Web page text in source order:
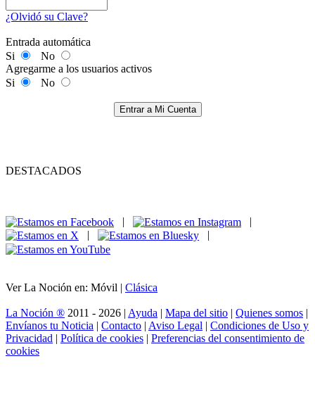
¿Olvidó su Clave?
Entrada automática
Si
No
Agregarme a los usuarios activos
Si
No
Entrar a Mi Cuenta
DESTACADOS
|
|
|
|
Ver La Noción en: Móvil | Clásica
La Noción ® 2011 - 2026 | Ayuda | Mapa del sitio | Quienes somos |
Envíanos tu Noticia | Contacto | Aviso Legal | Condiciones de Uso y
Privacidad | Política de cookies | Preferencias del consentimiento de
cookies